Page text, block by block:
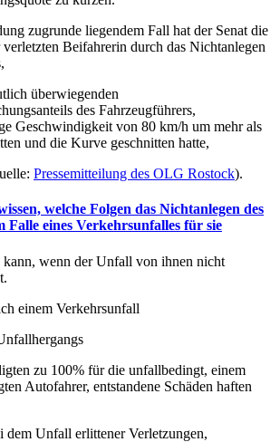
zugrunde liegendem Fall hat der Senat die
Beifahrerin durch das Nichtanlegen
überwiegenden
des Fahrzeugführers,
Geschwindigkeit von 80 km/h um mehr als
und die Kurve geschnitten hatte,
Pressemitteilung des OLG Rostock).
welche Folgen das Nichtanlegen des
Falle eines Verkehrsunfalles für sie
wenn der Unfall von ihnen nicht
einem Verkehrsunfall
zu 100% für die unfallbedingt, einem
Autofahrer, entstandene Schäden haften
dem Unfall erlittener Verletzungen,